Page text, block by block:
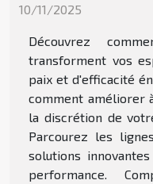
10/11/2025
Découvrez
transforment vos
paix et d'efficacité
comment améliorer
la discrétion de
Parcourez les
solutions
performance.